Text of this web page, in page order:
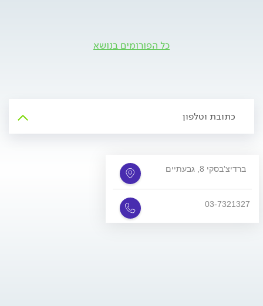
כל הפורומים בנושא
כתובת וטלפון
ברדיצ'בסקי 8, גבעתיים
03-7321327